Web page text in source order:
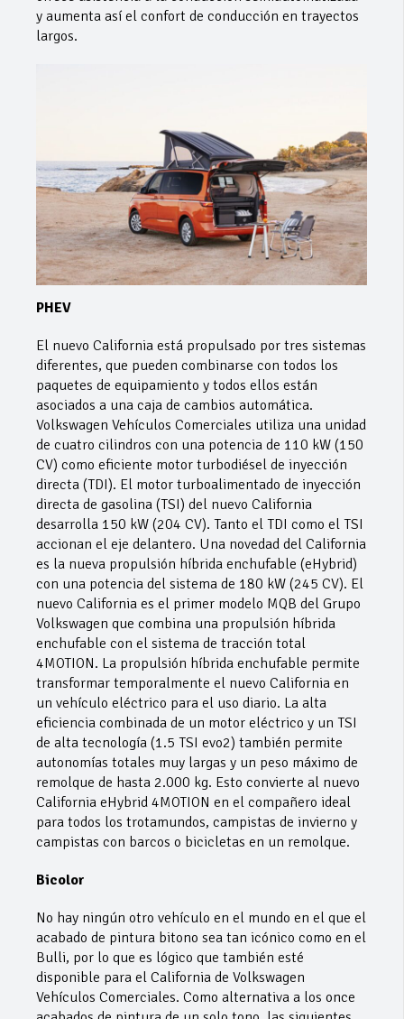
y aumenta así el confort de conducción en trayectos
largos.
PHEV
El nuevo California está propulsado por tres sistemas
diferentes, que pueden combinarse con todos los
paquetes de equipamiento y todos ellos están
asociados a una caja de cambios automática.
Volkswagen Vehículos Comerciales utiliza una unidad
de cuatro cilindros con una potencia de 110 kW (150
CV) como eficiente motor turbodiésel de inyección
directa (TDI). El motor turboalimentado de inyección
directa de gasolina (TSI) del nuevo California
desarrolla 150 kW (204 CV). Tanto el TDI como el TSI
accionan el eje delantero. Una novedad del California
es la nueva propulsión híbrida enchufable (eHybrid)
con una potencia del sistema de 180 kW (245 CV). El
nuevo California es el primer modelo MQB del Grupo
Volkswagen que combina una propulsión híbrida
enchufable con el sistema de tracción total
4MOTION. La propulsión híbrida enchufable permite
transformar temporalmente el nuevo California en
un vehículo eléctrico para el uso diario. La alta
eficiencia combinada de un motor eléctrico y un TSI
de alta tecnología (1.5 TSI evo2) también permite
autonomías totales muy largas y un peso máximo de
remolque de hasta 2.000 kg. Esto convierte al nuevo
California eHybrid 4MOTION en el compañero ideal
para todos los trotamundos, campistas de invierno y
campistas con barcos o bicicletas en un remolque.
Bicolor
No hay ningún otro vehículo en el mundo en el que el
acabado de pintura bitono sea tan icónico como en el
Bulli, por lo que es lógico que también esté
disponible para el California de Volkswagen
Vehículos Comerciales. Como alternativa a los once